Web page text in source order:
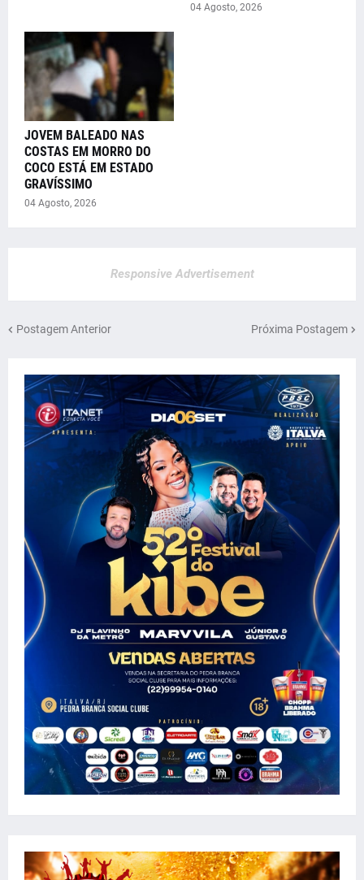
04 Agosto, 2026
JOVEM BALEADO NAS
COSTAS EM MORRO DO
COCO ESTÁ EM ESTADO
GRAVÍSSIMO
04 Agosto, 2026
Responsive Advertisement
Postagem Anterior Próxima Postagem